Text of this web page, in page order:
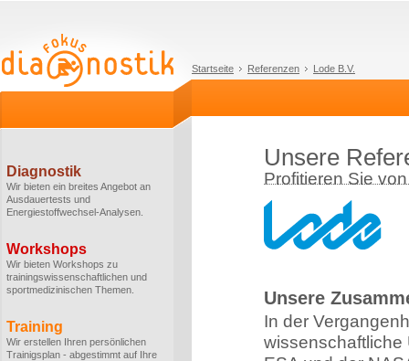
Startseite Referenzen Lode B.V.
Diagnostik
Wir bieten ein breites Angebot an
Ausdauertests und
Energiestoffwechsel-Analysen.
Workshops
Wir bieten Workshops zu
trainingswissenschaftlichen und
sportmedizinischen Themen.
Training
Wir erstellen Ihren persönlichen
Trainigsplan - abgestimmt auf Ihre
Unsere
Profitieren Sie
Unsere
In der
wissenschaftliche